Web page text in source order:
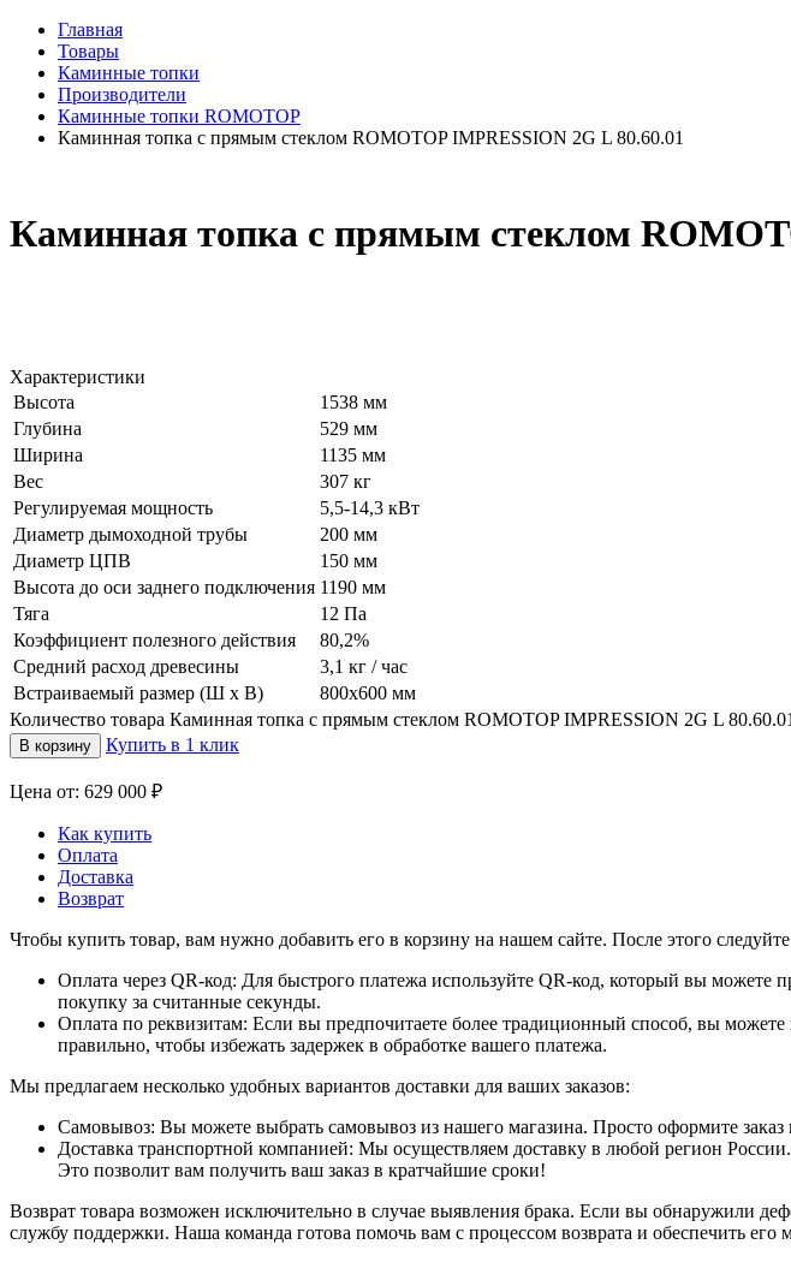
Главная
Товары
Каминные топки
Производители
Каминные топки ROMOTOP
Каминная топка с прямым стеклом ROMOTOP IMPRESSION 2G L 80.60.01
Каминная топка с прямым стеклом
Характеристики
Высота
1538 мм
Глубина
529 мм
Ширина
1135 мм
Вес
307 кг
Регулируемая мощность
5,5-14,3 кВт
Диаметр дымоходной трубы
200 мм
Диаметр ЦПВ
150 мм
Высота до оси заднего подключения 1190 мм
Тяга
12 Па
Коэффициент полезного действия
80,2%
Средний расход древесины
3,1 кг / час
Встраиваемый размер (Ш х В)
800x600 мм
Количество товара Каминная топка с прямым стеклом ROMOTOP IMPRESSION 2G L 80.60.01
В корзину Купить в 1 клик
Цена от: 629 000 ₽
Как купить
Оплата
Доставка
Возврат
Чтобы купить товар, вам нужно добавить его в корзину на нашем сайте. После этого
Оплата через QR-код: Для быстрого платежа используйте QR-код, который вы
покупку за считанные секунды.
Оплата по реквизитам: Если вы предпочитаете более традиционный способ, вы
правильно, чтобы избежать задержек в обработке вашего платежа.
Мы предлагаем несколько удобных вариантов доставки для ваших заказов:
Самовывоз: Вы можете выбрать самовывоз из нашего магазина. Просто оформите заказ
Доставка транспортной компанией: Мы осуществляем доставку в любой регион
Это позволит вам получить ваш заказ в кратчайшие сроки!
Возврат товара возможен исключительно в случае выявления брака. Если вы обнаружили
службу поддержки. Наша команда готова помочь вам с процессом возврата и обеспечить его